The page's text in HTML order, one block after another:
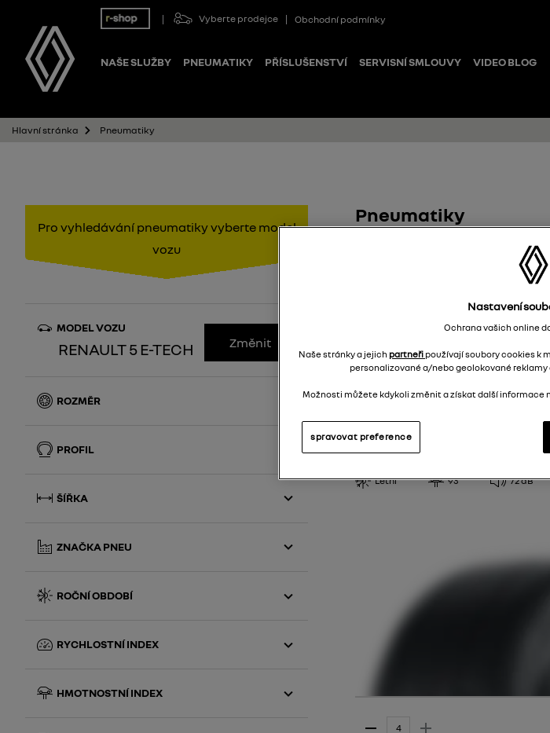
Vyberte prodejce Obchodní podmínky
NAŠE SLUŽBY PNEUMATIKY PŘÍSLUŠENSTVÍ SERVISNÍ SMLOUVY VIDEO BLOG
Hlavní stránka Pneumatiky
Pro vyhledávání pneumatiky vyberte model
vozu
MODEL VOZU
RENAULT 5 E-TECH Změnit
ROZMĚR
PROFIL
ŠÍŘKA
ZNAČKA PNEU
Goodyear
ROČNÍ OBDOBÍ
RYCHLOSTNÍ INDEX
HMOTNOSTNÍ INDEX
Pneumatiky
RENAULT 5 E-
Continental
Letní 93 72dB
Nastavení
Ochrana vašich online
Naše stránky a jejich partneři používají soubory cookies k
personalizované a/nebo geolokované
Možnosti můžete kdykoli změnit a získat další informace
spravovat preference